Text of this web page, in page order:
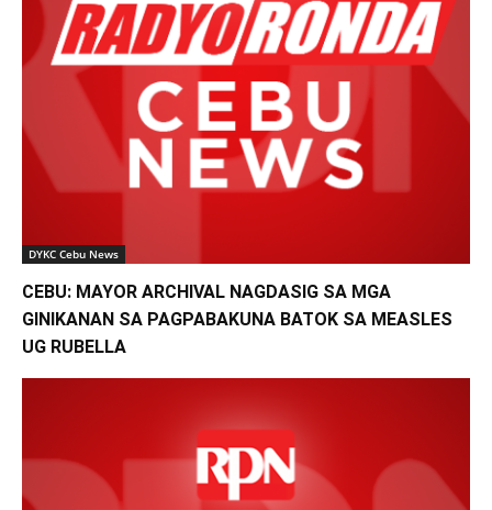
DYKC Cebu News
CEBU: MAYOR ARCHIVAL NAGDASIG SA MGA
GINIKANAN SA PAGPABAKUNA BATOK SA MEASLES
UG RUBELLA